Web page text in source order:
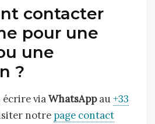
contacter
pour une
une
?
écrire viaWhatsAppau+33
notre page contact